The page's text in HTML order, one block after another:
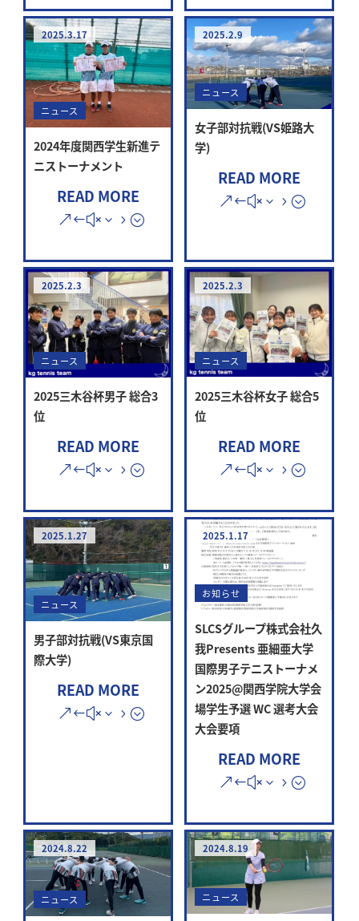
2025.3.17
ニュース
2024年度関西学生新進テ
ニストーナメント
READ MORE
2025.2.9
ニュース
女子部対抗戦(VS姫路大
学)
READ MORE
2025.2.3
ニュース
2025三木谷杯男子 総合3
位
READ MORE
2025.2.3
ニュース
2025三木谷杯女子 総合5
位
READ MORE
2025.1.27
ニュース
男子部対抗戦(VS東京国
際大学)
READ MORE
2025.1.17
お知らせ
SLCSグループ株式会社久
我Presents 亜細亜大学
国際男子テニストーナメ
ン2025@関西学院大学会
場学生予選 WC 選考大会
大会要項
READ MORE
2024.8.22
ニュース
2024.8.19
ニュース